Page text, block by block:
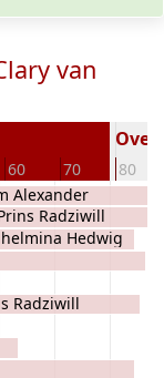
van
60 70 80
Alexander
Radziwill
Hedwig
Radziwill